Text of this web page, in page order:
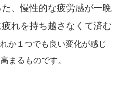
、慢性的な疲労感が一晩
れを持ち越さなくて済む
か１つでも良い変化が感じ
まるものです。